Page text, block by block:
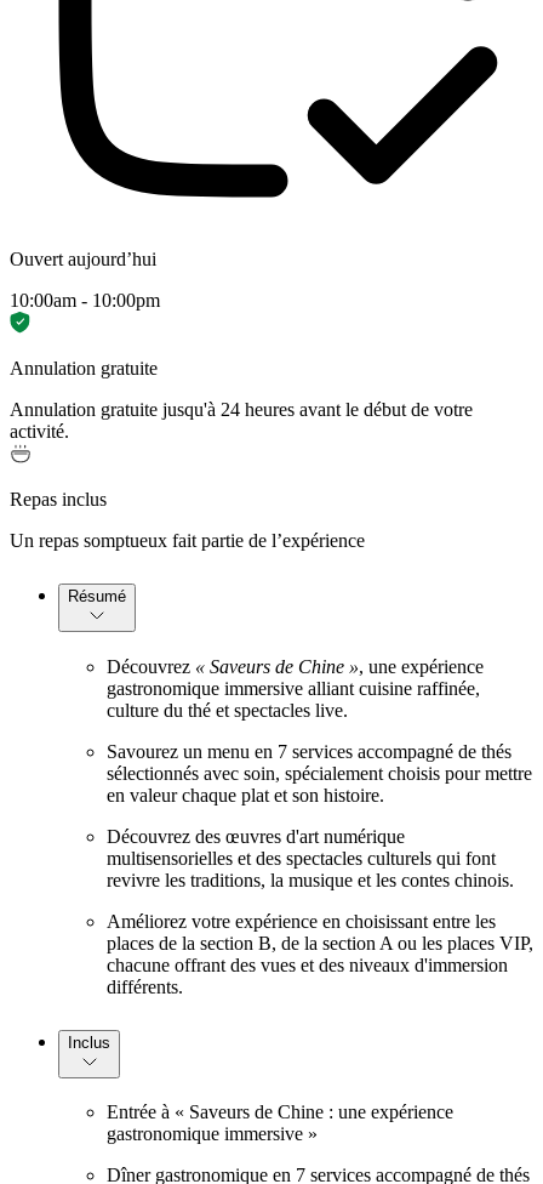
Ouvert aujourd’hui
10:00am - 10:00pm
Annulation gratuite
Annulation gratuite jusqu'à 24 heures avant le début de votre
activité.
Repas inclus
Un repas somptueux fait partie de l’expérience
Résumé
Découvrez « Saveurs de Chine », une expérience
gastronomique immersive alliant cuisine raffinée,
culture du thé et spectacles live.
Savourez un menu en 7 services accompagné de thés
sélectionnés avec soin, spécialement choisis pour mettre
en valeur chaque plat et son histoire.
Découvrez des œuvres d'art numérique
multisensorielles et des spectacles culturels qui font
revivre les traditions, la musique et les contes chinois.
Améliorez votre expérience en choisissant entre les
places de la section B, de la section A ou les places VIP,
chacune offrant des vues et des niveaux d'immersion
différents.
Inclus
Entrée à « Saveurs de Chine : une expérience
gastronomique immersive »
Dîner gastronomique en 7 services accompagné de thés